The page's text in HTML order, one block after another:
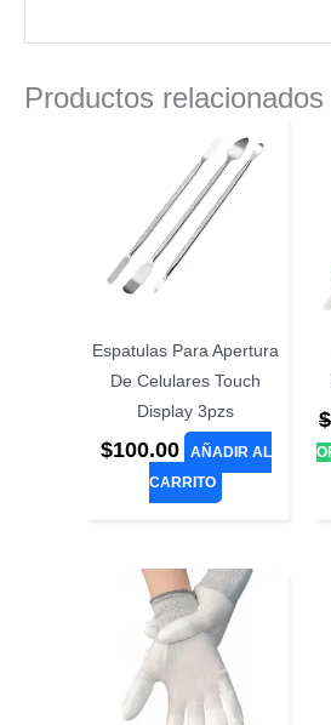
Productos relacionados
Espatulas Para Apertura
De Celulares Touch
Display 3pzs
$100.00
AÑADIR AL
CARRITO
$